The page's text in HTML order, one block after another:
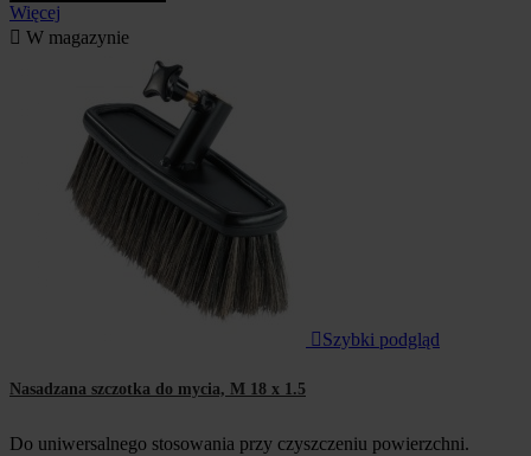
Więcej
 W magazynie
 Szybki podgląd
Nasadzana szczotka do mycia, M 18 x 1.5
Do uniwersalnego stosowania przy czyszczeniu powierzchni.